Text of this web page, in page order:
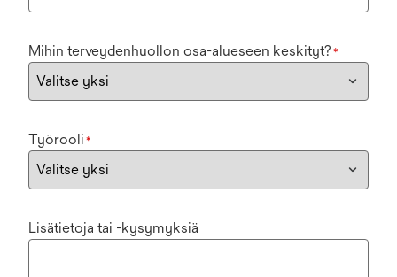
Mihin terveydenhuollon osa-alueseen keskityt? *
Työrooli *
Lisätietoja tai -kysymyksiä